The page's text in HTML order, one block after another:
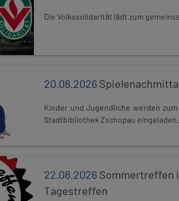
Die Volkssolidarität lädt zum
20.08.2026
Kinder und Jugendliche werden
Stadtbibliothek Zschopau eingeladen...
22.08.2026Sommertreffen
Tagestreffen